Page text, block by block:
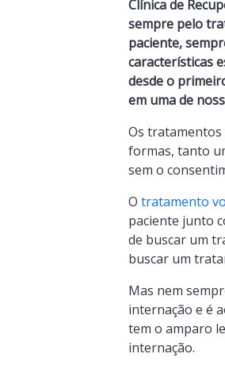
Clínica de
sempre pelo
paciente,
características
desde o
em uma de
Os tratamentos
formas, tanto
sem o
O tratamento
paciente junto
de buscar um
buscar um
Mas nem
internação e é
tem o amparo
internação.